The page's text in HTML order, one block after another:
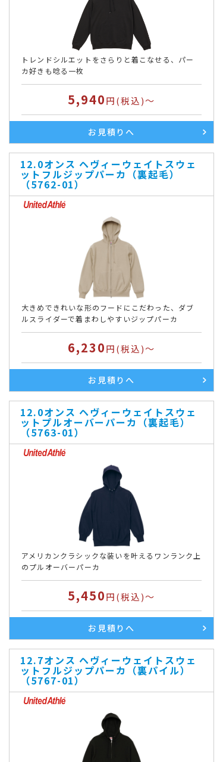
トレンドシルエットをさらりと着こなせる、パー
カ好きも唸る一枚
5,940円(税込)～
お見積りへ
12.0オンス ヘヴィーウェイトスウェ
ットフルジップパーカ（裏起毛）
（5762-01）
大きめできれいな形のフードにこだわった、ダブ
ルスライダーで着まわしやすいジップパーカ
6,230円(税込)～
お見積りへ
12.0オンス ヘヴィーウェイトスウェ
ットプルオーバーパーカ（裏起毛）
（5763-01）
アメリカンクラシックな装いを叶えるワンランク上
のプルオーバーパーカ
5,450円(税込)～
お見積りへ
12.7オンス ヘヴィーウェイトスウェ
ットフルジップパーカ（裏パイル）
（5767-01）